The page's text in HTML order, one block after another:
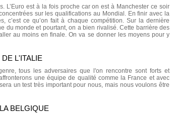
L’Euro est à la fois proche car on est à Manchester ce soir
sur les qualifications au Mondial. En finir avec la
c’est ce qu’on fait à chaque compétition. Sur la dernière
du monde et pourtant, on a bien rivalisé. Cette barrière des
au moins en finale. On va se donner les moyens pour y
L'ITALIE
tous les adversaires que l'on rencontre sont forts et
une équipe de qualité comme la France et avec
un test très important pour nous, mais nous voulons être
BELGIQUE